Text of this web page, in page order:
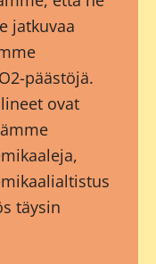
jatkuvaa
päästöjä.
ovat
täysin